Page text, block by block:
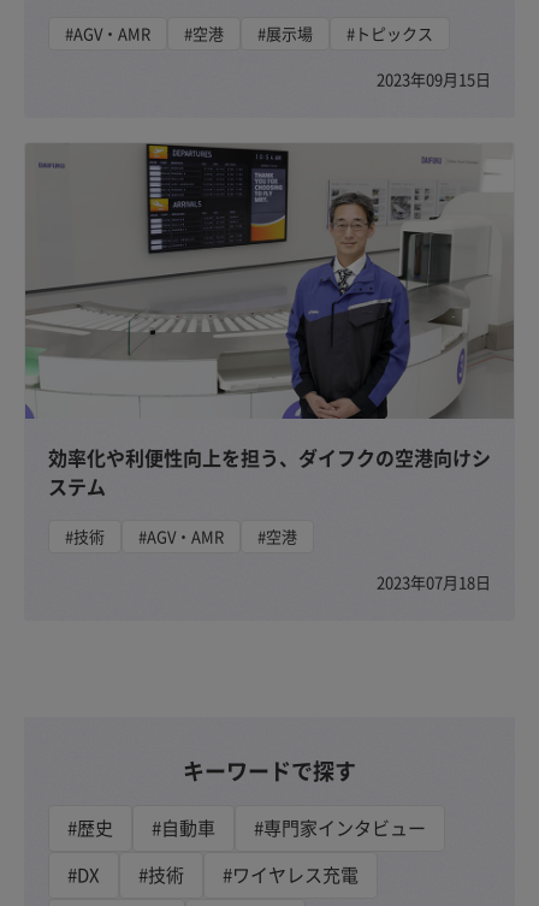
#AGV・AMR #空港 #展示場
#トピックス
2023年09月15日
効率化や利便性向上を担う、ダイフクの空港向けシ
ステム
#技術 #AGV・AMR
#空港
2023年07月18日
キーワードで探す
#歴史 #自動車
#専門家インタビュー
#DX
#技術
#ワイヤレス充電